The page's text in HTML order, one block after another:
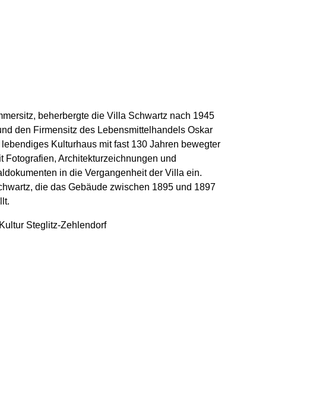
beherbergte die Villa Schwartz nach 1945
den Firmensitz des Lebensmittelhandels Oskar
Kulturhaus mit fast 130 Jahren bewegter
Fotografien, Architekturzeichnungen und
in die Vergangenheit der Villa ein.
die das Gebäude zwischen 1895 und 1897
Steglitz-Zehlendorf